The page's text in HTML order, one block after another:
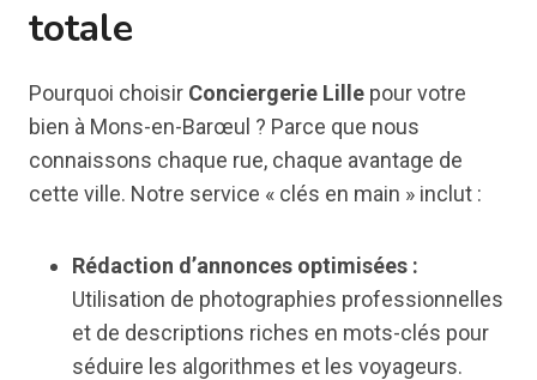
totale
Pourquoi choisir Conciergerie Lille pour votre
bien à Mons-en-Barœul ? Parce que nous
connaissons chaque rue, chaque avantage de
cette ville. Notre service « clés en main » inclut :
Rédaction d’annonces optimisées :
Utilisation de photographies professionnelles
et de descriptions riches en mots-clés pour
séduire les algorithmes et les voyageurs.